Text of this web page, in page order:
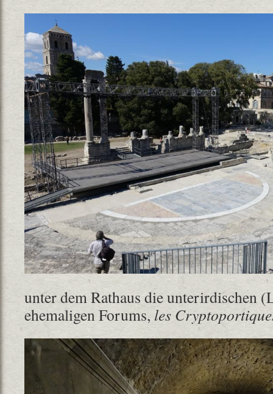
unter dem Rathaus die unterirdischen
ehemaligen Forums, les